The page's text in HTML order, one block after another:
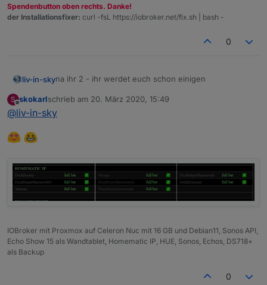
Spendenbutton oben rechts. Danke!
der Installationsfixer: curl -fsL https://iobroker.net/fix.sh | bash -
0
liv-in-skyna ihr 2 - ihr werdet euch schon einigen
aber was soll ich nun abprüfen - da string
datenpunkt auf "false" oder "true"
Spoiler
S
Offline
skokarlschrieb am 20. März 2020, 15:49
zuletzt editiert von
@liv-in-sky
IOBroker mit Proxmox auf Celeron Nuc mit 16 GB und Debian11, Sonos API,
Echo Show 15 als Wandtablet, Homematic IP, HUE, Sonos, Echos, DS718+
als Backup
0